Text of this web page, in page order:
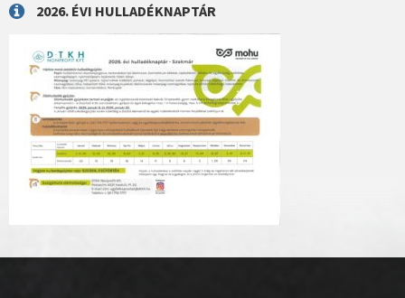
2026. ÉVI HULLADÉKNAPTÁR